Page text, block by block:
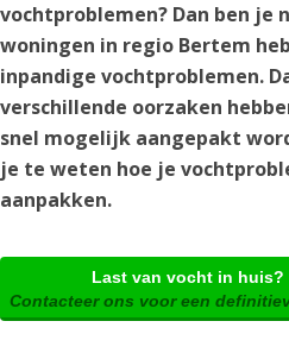
vochtproblemen? Dan ben je
woningen in regio Bertem
inpandige vochtproblemen.
verschillende oorzaken
snel mogelijk aangepakt
je te weten hoe je
aanpakken.
Last van vocht in
Contacteer ons voor een